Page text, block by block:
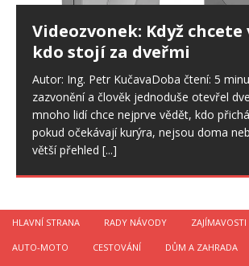
Videozvonek: Když chcete
kdo stojí za dveřmi
Autor: Ing. Petr KučavaDoba čtení: 5
zazvonění a člověk jednoduše otevřel
mnoho lidí chce nejprve vědět, kdo
pokud očekávají kurýra, nejsou doma
větší přehled [...]
HLAVNÍ STRANA RADY NÁVODY ZAJÍMAVOSTI
AUTO-MOTO CESTOVÁNÍ DŮM A ZAHRADA